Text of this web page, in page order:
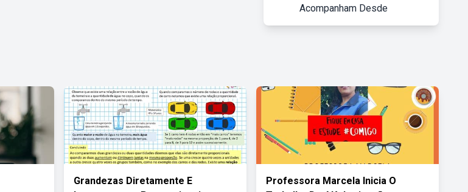
Acompanham Desde
Grandezas Diretamente E
Professora Marcela Inicia O